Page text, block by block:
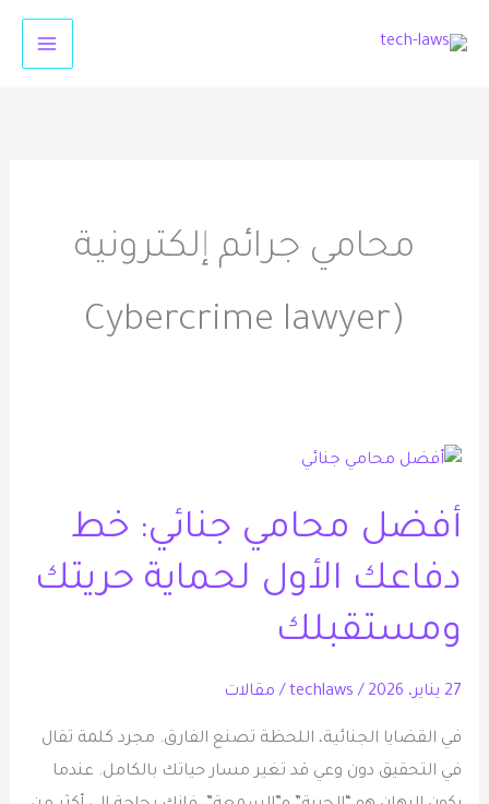
محامي جرائم إلكترونية
(Cybercrime lawyer
أفضل محامي جنائي: خط
دفاعك الأول لحماية حريتك
ومستقبلك
27 يناير، 2026 /
techlaws
/ مقالات
في القضايا الجنائية، اللحظة تصنع الفارق. مجرد كلمة تقال
في التحقيق دون وعي قد تغير مسار حياتك بالكامل. عندما
أفضل
جنائي:
دفاعك
الأول
حريتك